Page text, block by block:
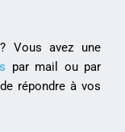
Vous avez une
par mail ou par
répondre à vos